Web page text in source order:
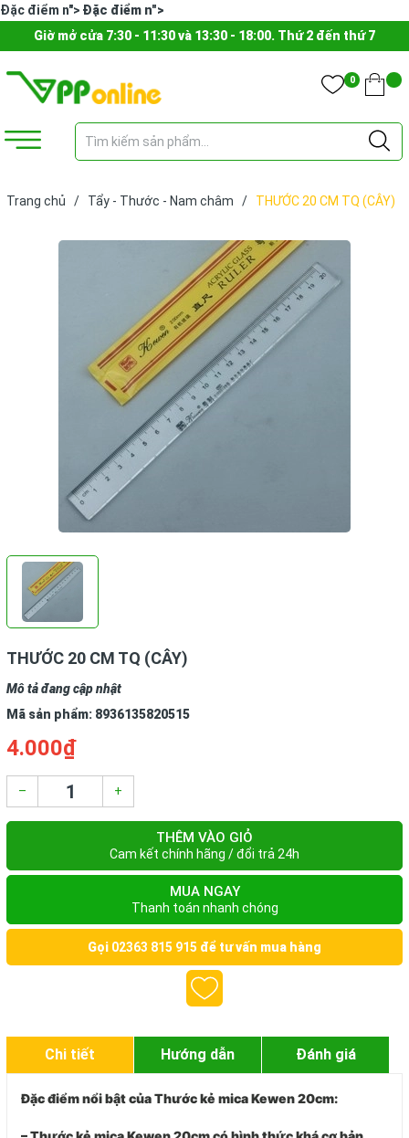
Đặc điểm n"> Đặc điểm n">
Giờ mở cửa 7:30 - 11:30 và 13:30 - 18:00. Thứ 2 đến thứ 7
0
Trang chủ / Tẩy - Thước - Nam châm / THƯỚC 20 CM TQ (CÂY)
THƯỚC 20 CM TQ (CÂY)
Mô tả đang cập nhật
Mã sản phẩm: 8936135820515
4.000₫
– +
THÊM VÀO GIỎ
Cam kết chính hãng / đổi trả 24h
MUA NGAY
Thanh toán nhanh chóng
Gọi 02363 815 915 để tư vấn mua hàng
Chi tiết Hướng dẫn Đánh giá
Đặc điểm nổi bật của Thước kẻ mica Kewen 20cm: